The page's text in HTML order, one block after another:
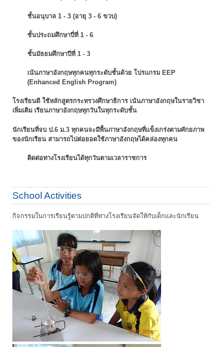
ชั้นอนุบาล 1 - 3 (อายุ 3 - 6 ขวบ)
ชั้นประถมศึกษาปี่ที่ 1 - 6
ชั้นมัธยมศึกษาปีที่ 1 - 3
เน้นภาษาอังกฤษทุกคนทุกระดับชั้นด้วย โปรแกรม EEP
(Enhanced English Program)
โรงเรียนดี ใช้หลักสูตรกระทรวงศึกษาธิการ เน้นภาษาอังกฤษในรายวิชา
เพิ่มเติม เรียนภาษาอังกฤษทุกวันในทุกระดับชั้น
นักเรียนที่จบ ป.6 ม.3 ทุกคนจะมีพื้นภาษาอังกฤษที่แข็งเกร่งตามศักยภาพ
ของนักเรียน สามารถไปต่อยอดใช้ภาษาอังกฤษได้คล่องทุกคน
ติดต่อทางโรงเรียนได้ทุกวันตามเวลาราชการ
School Activities
กิจกรรมในการเรียนรู้ตามปกติที่ทางโรงเรียนจัดให้กับเด็กและนักเรียน